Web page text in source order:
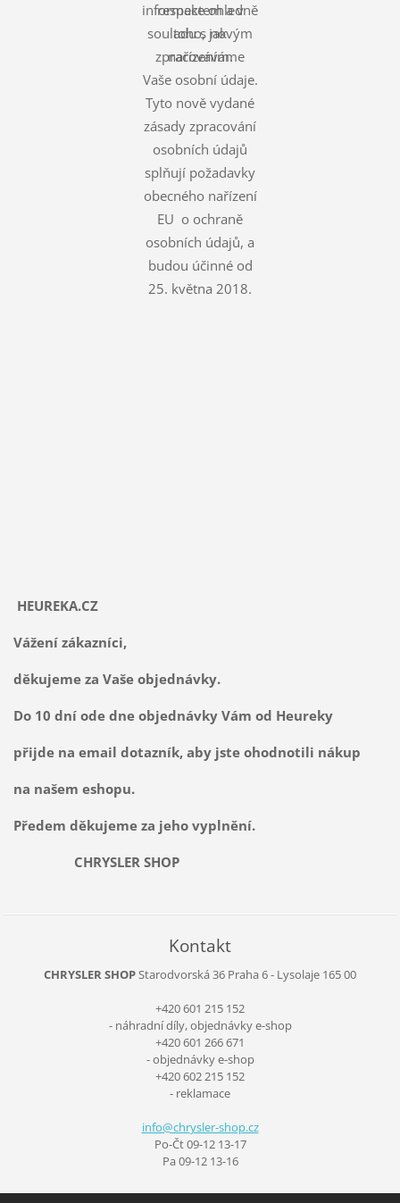
respektem a v
souladu s novým
nařízením.
informace ohledně
toho, jak
zpracováváme
Vaše osobní údaje.
Tyto nově vydané
zásady zpracování
osobních údajů
splňují požadavky
obecného nařízení
EU o ochraně
osobních údajů, a
budou účinné od
25. května 2018.
HEUREKA.CZ
Vážení zákazníci,
děkujeme za Vaše objednávky.
Do 10 dní ode dne objednávky Vám od Heureky
přijde na email dotazník, aby jste ohodnotili nákup
na našem eshopu.
Předem děkujeme za jeho vyplnění.
CHRYSLER SHOP
Kontakt
CHRYSLER SHOPStarodvorská 36 Praha 6 - Lysolaje 165 00
+420 601 215 152
- náhradní díly, objednávky e-shop
+420 601 266 671
- objednávky e-shop
+420 602 215 152
- reklamace
info@chrysler-shop.cz
Po-Čt 09-12 13-17
Pa 09-12 13-16